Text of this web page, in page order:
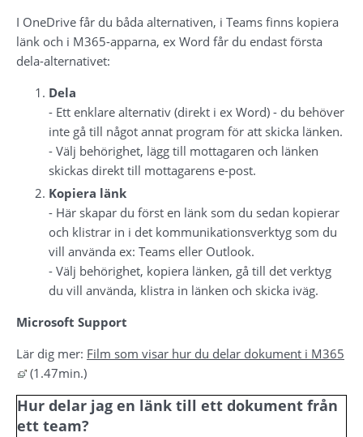
I OneDrive får du båda alternativen, i Teams finns kopiera
länk och i M365-apparna, ex Word får du endast första
dela-alternativet:
Dela
- Ett enklare alternativ (direkt i ex Word) - du behöver
inte gå till något annat program för att skicka länken.
- Välj behörighet, lägg till mottagaren och länken
skickas direkt till mottagarens e-post.
Kopiera länk
- Här skapar du först en länk som du sedan kopierar
och klistrar in i det kommunikationsverktyg som du
vill använda ex: Teams eller Outlook.
- Välj behörighet, kopiera länken, gå till det verktyg
du vill använda, klistra in länken och skicka iväg.
Microsoft Support
Lär dig mer: Film som visar hur du delar dokument i M365
Länk till annan webbplats, öppnas i nytt fönster.
(1.47min.)
Hur delar jag en länk till ett dokument från
ett team?